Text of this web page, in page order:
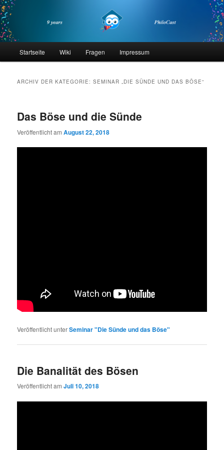
Zum
primären
Inhalt
springen
Zum
sekundären
Inhalt
springenphilocast
Startseite Wiki Fragen Impressum
ARCHIV DER KATEGORIE:SEMINAR „DIE SÜNDE UND DAS BÖSE“
Das Böse und die Sünde
Veröffentlicht amAugust 22, 2018
Veröffentlicht unterSeminar "Die Sünde und das Böse"
Die Banalität des Bösen
Veröffentlicht amJuli 10, 2018